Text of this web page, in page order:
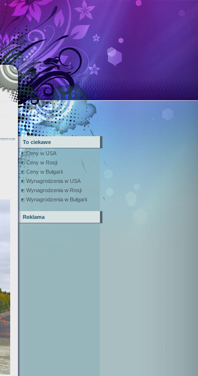
To ciekawe
Ceny w USA
Ceny w Rosji
Ceny w Bułgarii
Wynagrodzenia w USA
Wynagrodzenia w Rosji
Wynagrodzenia w Bułgarii
Reklama